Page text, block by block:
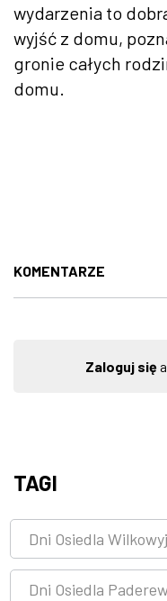
wydarzenia to
wyjść z domu,
gronie całych
domu.
KOMENTARZE
Zaloguj się
TAGI
Dni Osiedla
Dni Osiedla